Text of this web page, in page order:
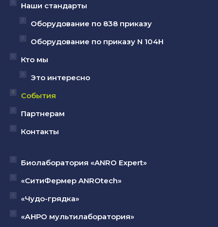
окнеокнеокне
Наши стандарты
Оборудование по 838 приказу
Оборудование по приказу N 104Н
Кто мы
Это интересно
События
Партнерам
Контакты
Биолаборатория «ANRO Expert»
«СитиФермер ANROtech»
«Чудо-грядка»
«АНРО мультилаборатория»